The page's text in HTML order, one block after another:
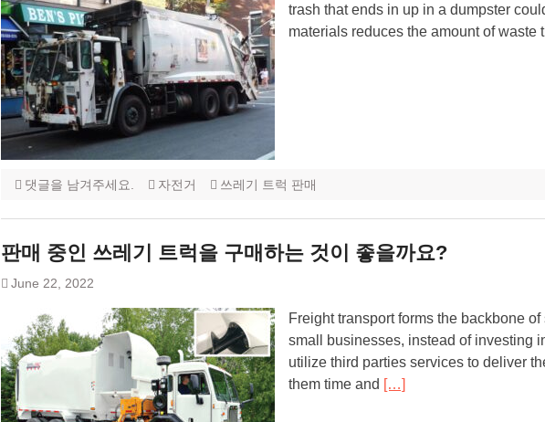
trash that ends in up in a dumpster
materials reduces the amount of waste
댓글을 남겨주세요. 자전거 쓰레기 트럭 판매
판매 중인 쓰레기 트럭을 구매하는 것이 좋을까요?
June 22, 2022
Freight transport forms the backbone
small businesses, instead of investing
utilize third parties services to deliver
them time and […]